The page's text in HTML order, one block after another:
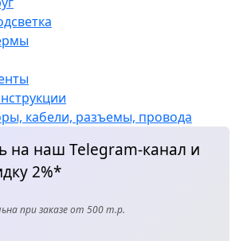
кабели, разъемы, провода
на наш Telegram-канал и
2%*
при заказе от 500 т.р.